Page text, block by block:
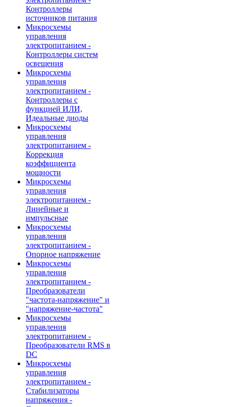
Контроллеры
источников питания
Микросхемы
управления
электропитанием -
Контроллеры систем
освещения
Микросхемы
управления
электропитанием -
Контроллеры с
функцией ИЛИ,
Идеальные диоды
Микросхемы
управления
электропитанием -
Коррекция
коэффициента
мощности
Микросхемы
управления
электропитанием -
Линейные и
импульсные
Микросхемы
управления
электропитанием -
Опорное напряжение
Микросхемы
управления
электропитанием -
Преобразователи
"частота-напряжение" и
"напряжение-частота"
Микросхемы
управления
электропитанием -
Преобразователи RMS в
DC
Микросхемы
управления
электропитанием -
Стабилизаторы
напряжения -